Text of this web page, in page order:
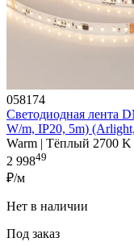
058174
Светодиодная лента
W/m, IP20, 5m)
Warm | Тёплый 2700 K
2 99849
₽/м
Нет в наличии
Под заказ